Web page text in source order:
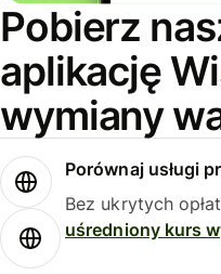
Pobierz
aplikację
wymiany
Porównaj usługi
Bez ukrytych
uśredniony kurs